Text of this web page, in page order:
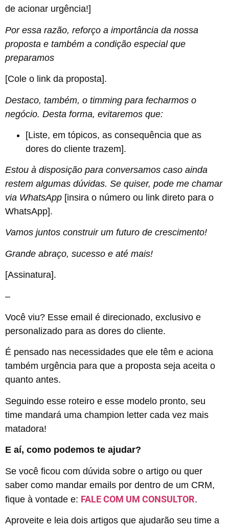
de acionar urgência!]
Por essa razão, reforço a importância da nossa
proposta e também a condição especial que
preparamos
[Cole o link da proposta].
Destaco, também, o timming para fecharmos o
negócio. Desta forma, evitaremos que:
[Liste, em tópicos, as consequência que as
dores do cliente trazem].
Estou à disposição para conversamos caso ainda
restem algumas dúvidas. Se quiser, pode me chamar
via WhatsApp [insira o número ou link direto para o
WhatsApp].
Vamos juntos construir um futuro de crescimento!
Grande abraço, sucesso e até mais!
[Assinatura].
–
Você viu? Esse email é direcionado, exclusivo e
personalizado para as dores do cliente.
É pensado nas necessidades que ele têm e aciona
também urgência para que a proposta seja aceita o
quanto antes.
Seguindo esse roteiro e esse modelo pronto, seu
time mandará uma champion letter cada vez mais
matadora!
E aí, como podemos te ajudar?
Se você ficou com dúvida sobre o artigo ou quer
saber como mandar emails por dentro de um CRM,
fique à vontade e: FALE COM UM CONSULTOR.
Aproveite e leia dois artigos que ajudarão seu time a